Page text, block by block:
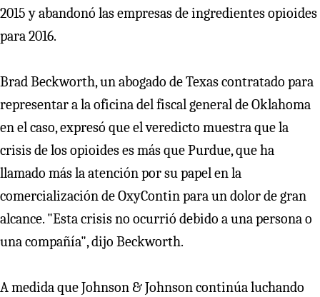
2015 y abandonó las empresas de ingredientes opioides
para 2016.
Brad Beckworth, un abogado de Texas contratado para
representar a la oficina del fiscal general de Oklahoma
en el caso, expresó que el veredicto muestra que la
crisis de los opioides es más que Purdue, que ha
llamado más la atención por su papel en la
comercialización de OxyContin para un dolor de gran
alcance. "Esta crisis no ocurrió debido a una persona o
una compañía", dijo Beckworth.
A medida que Johnson & Johnson continúa luchando